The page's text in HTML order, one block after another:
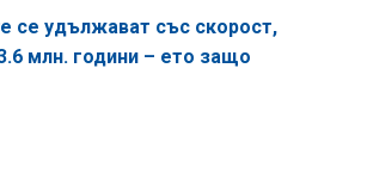
се удължават със скорост,
млн. години – ето защо